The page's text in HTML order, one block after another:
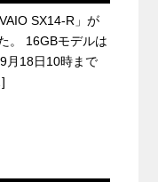
SX14-R」が
。 16GBモデルは
月18日10時まで